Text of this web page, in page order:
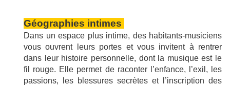
Géographies intimes
Dans un espace plus intime, des habitants-musiciens
vous ouvrent leurs portes et vous invitent à rentrer
dans leur histoire personnelle, dont la musique est le
fil rouge. Elle permet de raconter l’enfance, l’exil, les
passions, les blessures secrètes et l’inscription des